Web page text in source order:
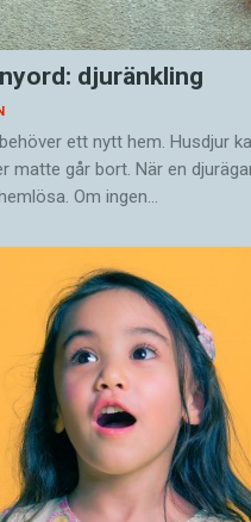
djuränkling
ett nytt hem. Husdjur
matte går bort. När en
Om ingen…